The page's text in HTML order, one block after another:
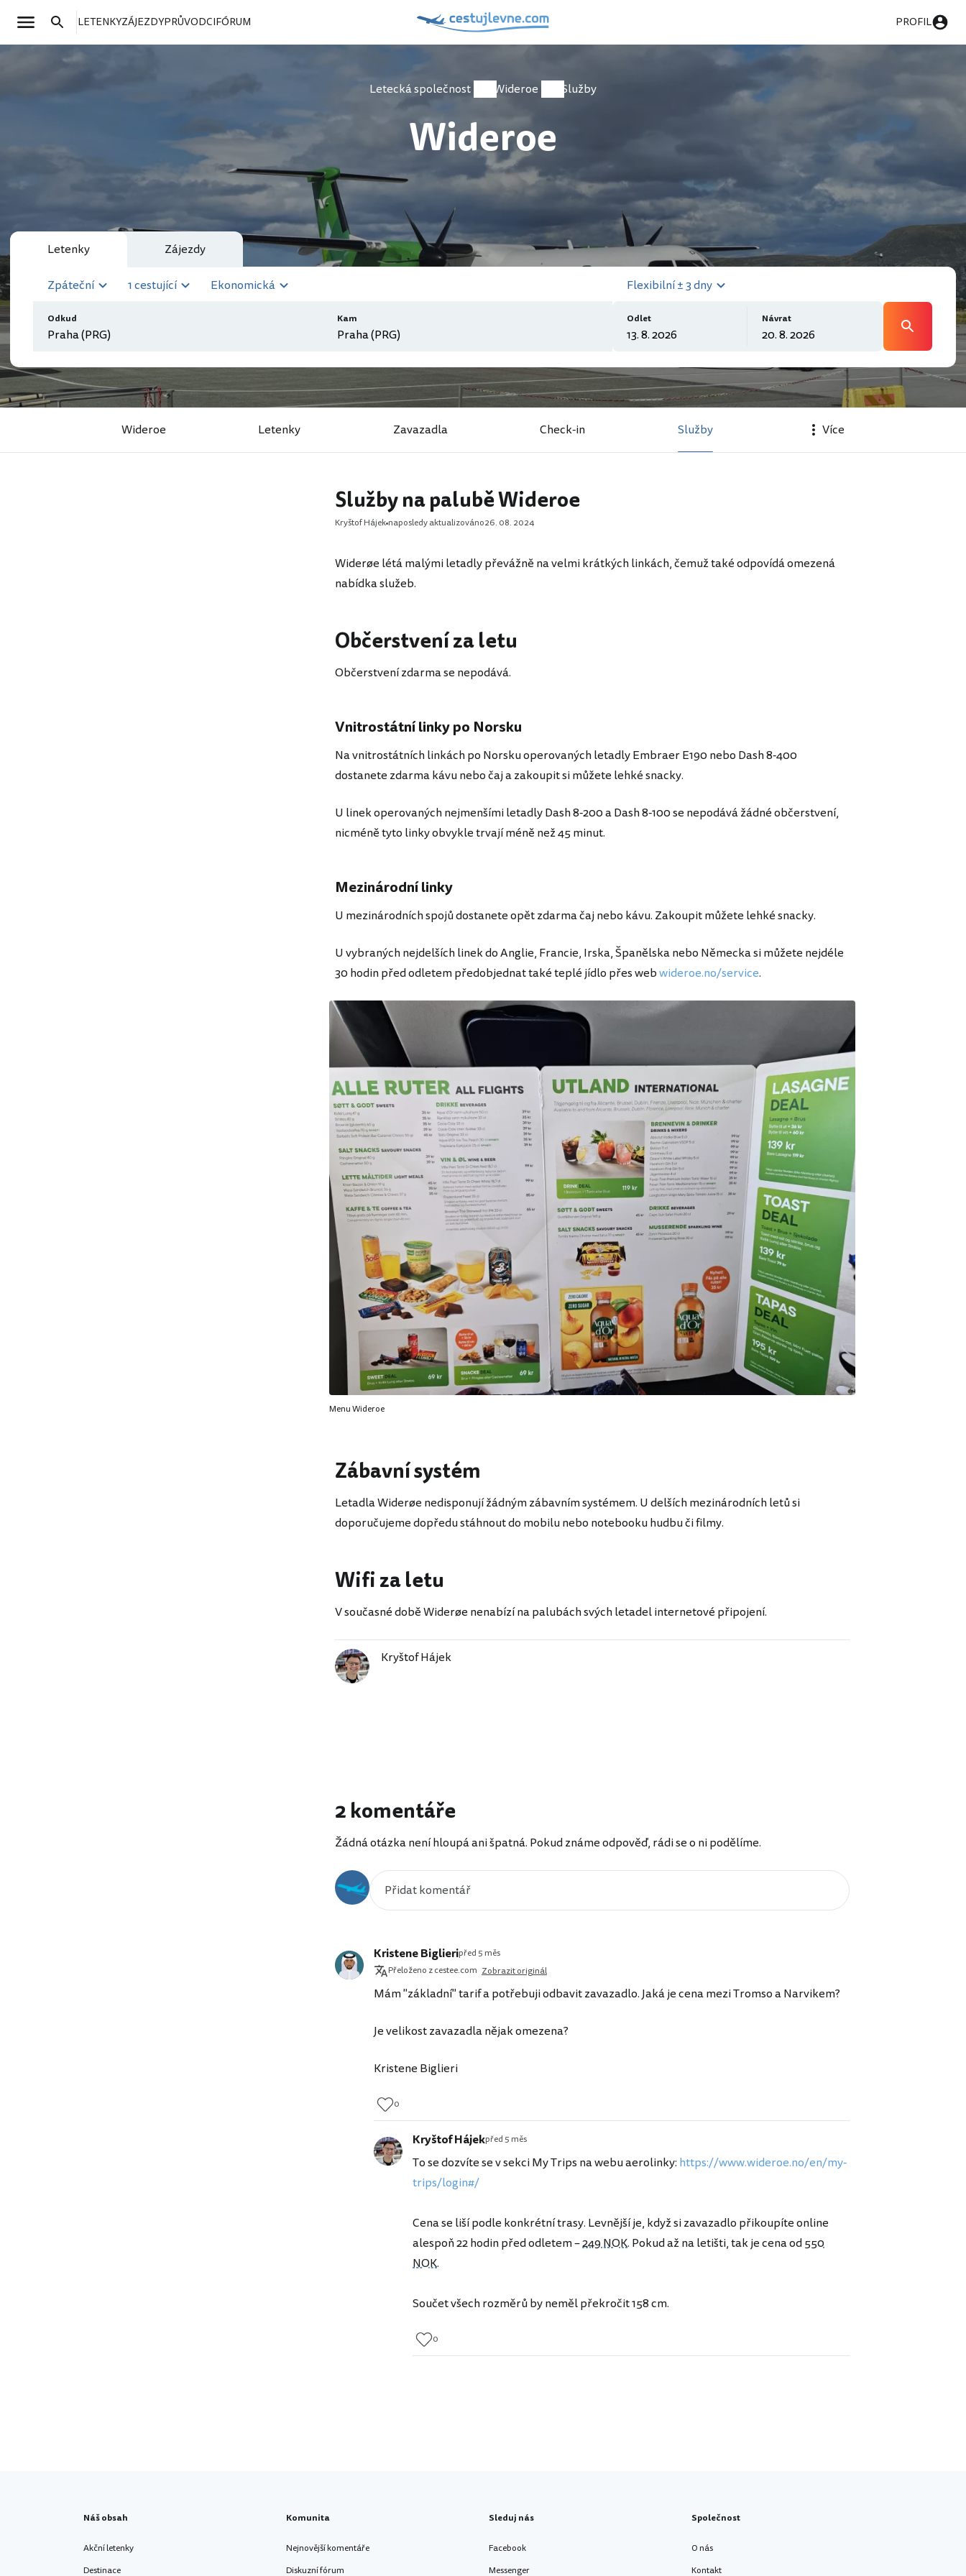
LETENKYZÁJEZDYPRŮVODCIFÓRUM PROFIL
Letecká společnost Wideroe Služby
Wideroe
Letenky Zájezdy
Zpáteční 1 cestující Ekonomická
Odkud Kam
Flexibilní ± 3 dny
Odlet Návrat
Wideroe Letenky Zavazadla Check-in Služby Více
Služby na palubě Wideroe
Kryštof Hájek naposledy aktualizováno26. 08. 2024
Widerøe létá malými letadly převážně na velmi krátkých linkách, čemuž také odpovídá omezená
nabídka služeb.
Občerstvení za letu
Občerstvení zdarma se nepodává.
Vnitrostátní linky po Norsku
Na vnitrostátních linkách po Norsku operovaných letadly Embraer E190 nebo Dash 8-400
dostanete zdarma kávu nebo čaj a zakoupit si můžete lehké snacky.
U linek operovaných nejmenšími letadly Dash 8-200 a Dash 8-100 se nepodává žádné občerstvení,
nicméně tyto linky obvykle trvají méně než 45 minut.
Mezinárodní linky
U mezinárodních spojů dostanete opět zdarma čaj nebo kávu. Zakoupit můžete lehké snacky.
U vybraných nejdelších linek do Anglie, Francie, Irska, Španělska nebo Německa si můžete nejdéle
30 hodin před odletem předobjednat také teplé jídlo přes webwideroe.no/service.
Menu Wideroe
Zábavní systém
Letadla Widerøe nedisponují žádným zábavním systémem. U delších mezinárodních letů si
doporučujeme dopředu stáhnout do mobilu nebo notebooku hudbu či filmy.
Wifi za letu
V současné době Widerøe nenabízí na palubách svých letadel internetové připojení.
Kryštof Hájek
2 komentáře
Žádná otázka není hloupá ani špatná. Pokud známe odpověď, rádi se o ni podělíme.
Kristene Biglieripřed 5 měs
Přeloženo z cestee.com Zobrazit originál
Mám "základní" tarif a potřebuji odbavit zavazadlo. Jaká je cena mezi Tromso a Narvikem?
Je velikost zavazadla nějak omezena?
Kristene Biglieri
0
Kryštof Hájekpřed 5 měs
To se dozvíte se v sekci My Trips na webu aerolinky: https://www.wideroe.no/en/my-
trips/login#/
Cena se liší podle konkrétní trasy. Levnější je, když si zavazadlo přikoupíte online
alespoň 22 hodin před odletem –249 NOK. Pokud až na letišti, tak je cena od550
NOK.
Součet všech rozměrů by neměl překročit 158 cm.
0
Náš obsah
Akční letenky
Destinace
Komunita
Nejnovější komentáře
Diskuzní fórum
Sleduj nás
Facebook
Messenger
Společnost
O nás
Kontakt